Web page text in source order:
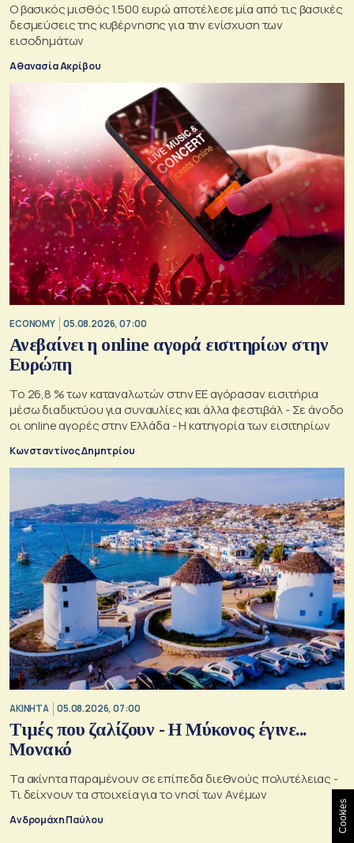
Ο βασικός μισθός 1.500 ευρώ αποτέλεσε μία από τις βασικές
δεσμεύσεις της κυβέρνησης για την ενίσχυση των
εισοδημάτων
Αθανασία Ακρίβου
ECONOMY 05.08.2026, 07:00
Ανεβαίνει η online αγορά εισιτηρίων στην
Ευρώπη
Το 26,8 % των καταναλωτών στην ΕΕ αγόρασαν εισιτήρια
μέσω διαδικτύου για συναυλίες και άλλα φεστιβάλ - Σε άνοδο
οι online αγορές στην Ελλάδα - Η κατηγορία των εισιτηρίων
Κωνσταντίνος Δημητρίου
ΑΚΙΝΗΤΑ 05.08.2026, 07:00
Τιμές που ζαλίζουν - Η Μύκονος έγινε...
Μονακό
Τα ακίνητα παραμένουν σε επίπεδα διεθνούς πολυτέλειας -
Τι δείχνουν τα στοιχεία για το νησί των Ανέμων
Ανδρομάχη Παύλου Cookies